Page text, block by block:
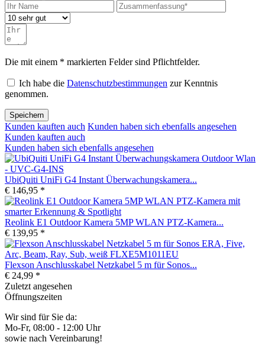
Die mit einem * markierten Felder sind Pflichtfelder.
Ich habe die Datenschutzbestimmungen zur Kenntnis
genommen.
Speichern
Kunden kauften auch Kunden haben sich ebenfalls angesehen
Kunden kauften auch
Kunden haben sich ebenfalls angesehen
UbiQuiti UniFi G4 Instant Überwachungskamera...
€ 146,95 *
Reolink E1 Outdoor Kamera 5MP WLAN PTZ-Kamera...
€ 139,95 *
Flexson Anschlusskabel Netzkabel 5 m für Sonos...
€ 24,99 *
Zuletzt angesehen
Öffnungszeiten
Wir sind für Sie da:
Mo-Fr, 08:00 - 12:00 Uhr
sowie nach Vereinbarung!